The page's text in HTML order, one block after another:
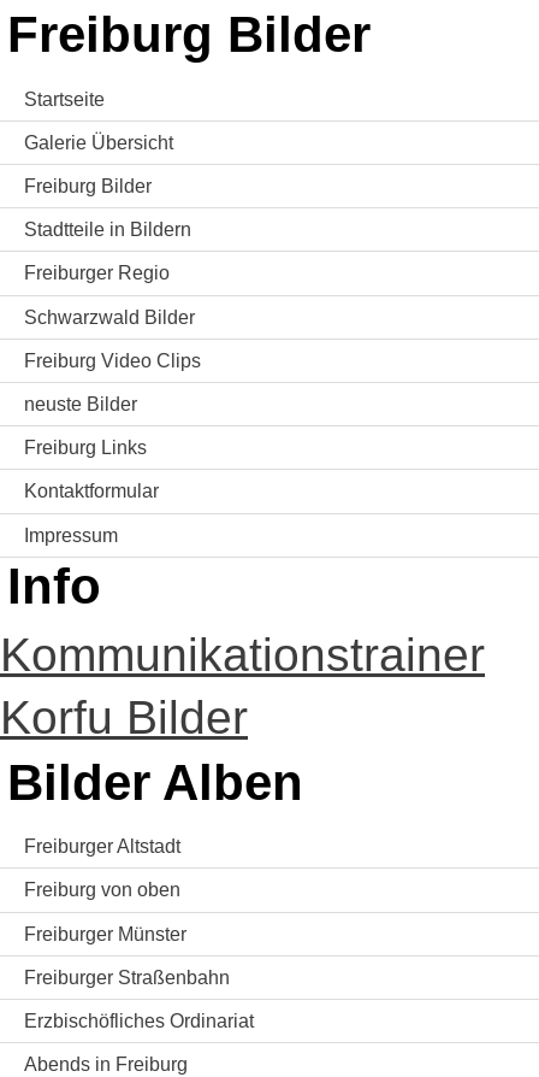
Freiburg Bilder
Startseite
Galerie Übersicht
Freiburg Bilder
Stadtteile in Bildern
Freiburger Regio
Schwarzwald Bilder
Freiburg Video Clips
neuste Bilder
Freiburg Links
Kontaktformular
Impressum
Info
Kommunikationstrainer
Korfu Bilder
Bilder Alben
Freiburger Altstadt
Freiburg von oben
Freiburger Münster
Freiburger Straßenbahn
Erzbischöfliches Ordinariat
Abends in Freiburg